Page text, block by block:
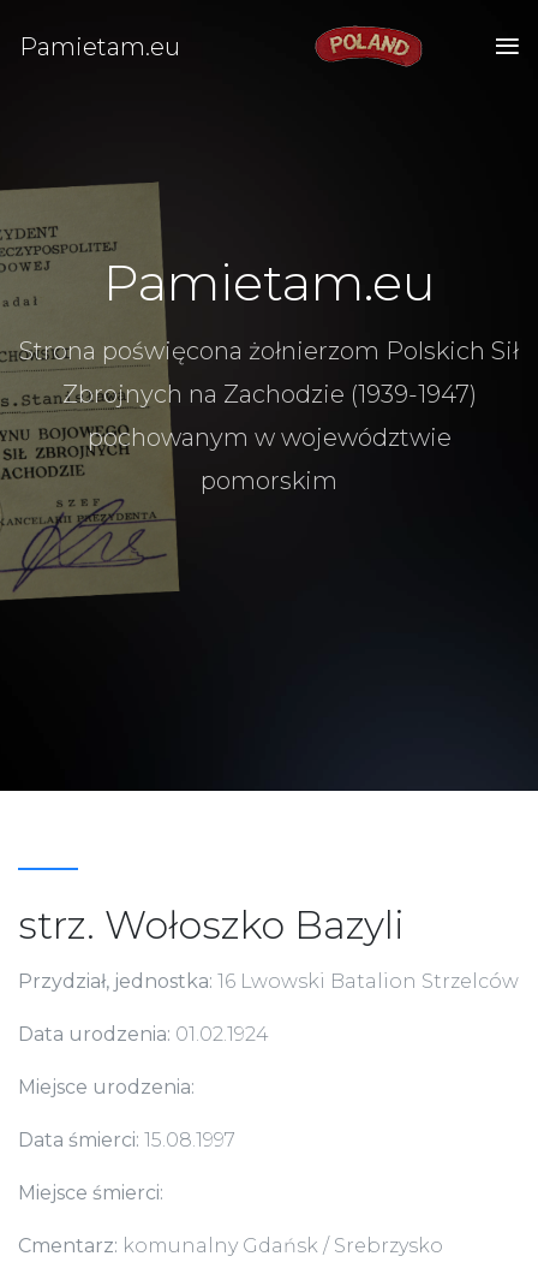
Pamietam.eu
Pamietam.eu
Strona poświęcona żołnierzom Polskich Sił
Zbrojnych na Zachodzie (1939-1947)
pochowanym w województwie
pomorskim
strz. Wołoszko Bazyli
Przydział, jednostka: 16 Lwowski Batalion Strzelców
Data urodzenia: 01.02.1924
Miejsce urodzenia:
Data śmierci: 15.08.1997
Miejsce śmierci:
Cmentarz: komunalny Gdańsk / Srebrzysko